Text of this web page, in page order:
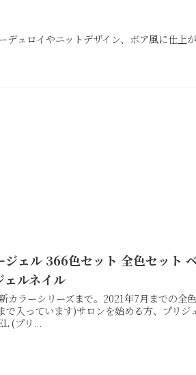
デュロイやニットデザイン、ボア風に仕上
ェル 366色セット 全色セット
ェルネイル
カラーシリーズまで。2021年7月までの全
で入っています)サロンを始める方、プリ
(プリ...